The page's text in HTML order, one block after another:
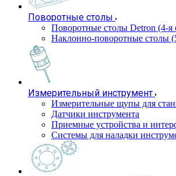
Поворотные столы
Поворотные столы Detron (4-я
Наклонно-поворотные столы
Измерительный инструмент
Измерительные щупы для
Датчики инструмента
Приемные устройства и
Системы для наладки